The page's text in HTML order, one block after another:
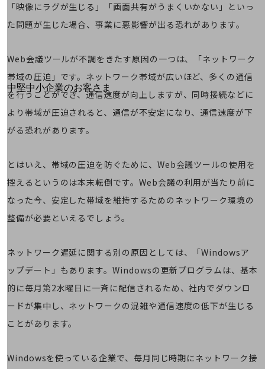
セミナー
中堅中小企業のお客さま
NTTドコモビジネスウォッチ
ビジネスお役立ち情報
旬な話題やお役立ち資料などDXの課題を
お役立ち資料ダウンロード
トレンド記事特集
中堅中小企業向け
サービス・ソリューション
中堅中小企業のビジネスをサポート！
お悩みから見つけるTOP
ネットワーク
リモート・ハイブリッドワーク
「映像にラグが生じる」「画面共有がうまくいかない」といっ
た問題が生じた場合、事業に悪影響が出る恐れがあります。
Web会議ツールが不調をきたす原因の一つは、「ネットワーク
帯域の圧迫」です。ネットワーク帯域が広いほど、多くの通信
を行うことができ、通信速度が向上しますが、同時接続などに
より帯域が圧迫されると、通信が不安定になり、通信速度が下
がる恐れがあります。
とはいえ、帯域の圧迫を防ぐために、Web会議ツールの使用を
控えるというのは本末転倒です。Web会議の利用が当たり前に
なった今、安定した帯域を維持するためのネットワーク環境の
整備が必要といえるでしょう。
ネットワーク遅延に関する別の原因としては、「Windowsア
ップデート」もあります。Windowsの更新プログラムは、基本
的に毎月第2水曜日に一斉に配信されるため、社内でダウンロ
ードが集中し、ネットワークの混雑や通信速度の低下が生じる
ことがあります。
Windowsを使っている企業で、毎月同じ時期にネットワーク接